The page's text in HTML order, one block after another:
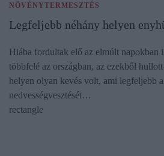
NÖVÉNYTERMESZTÉS
Legfeljebb néhány helyen
Hiába fordultak elő az elmúlt napokban
többfelé az országban, az ezekből
helyen olyan kevés volt, ami legfeljebb
nedvességvesztését…
rectangle